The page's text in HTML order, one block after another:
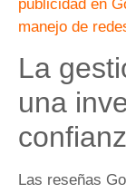
publicidad en
manejo de
La
una
Las reseñas